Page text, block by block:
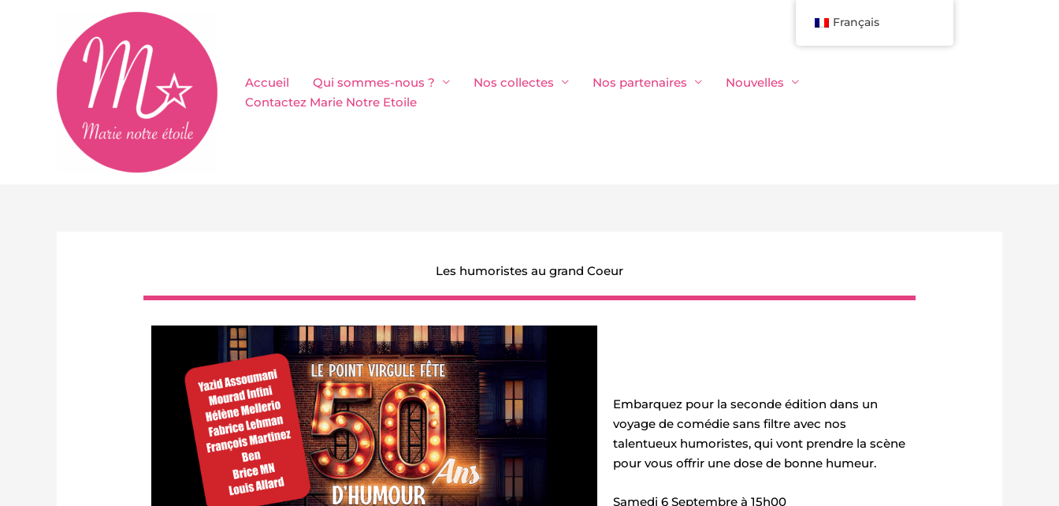
Accueil Qui sommes-nous ? Nos collectes Nos partenaires
Nouvelles
Contactez Marie Notre Etoile
Les humoristes au grand Coeur
Embarquez pour la seconde édition dans un
voyage de comédie sans filtre avec nos
talentueux humoristes, qui vont prendre la scène
pour vous offrir une dose de bonne humeur.
Samedi 6 Septembre à 15h00
Français